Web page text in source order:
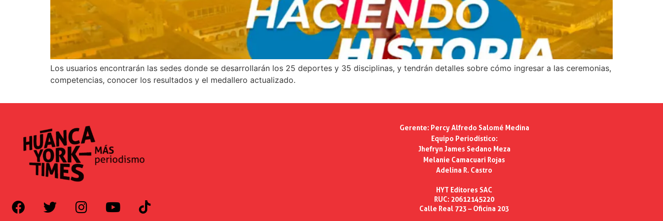
Los usuarios encontrarán las sedes donde se desarrollarán los 25 deportes y 35 disciplinas, y tendrán detalles sobre cómo ingresar a las ceremonias,
competencias, conocer los resultados y el medallero actualizado.
Gerente: Percy Alfredo Salomé Medina
Equipo Periodístico:
Jhefryn James Sedano Meza
Melanie Camacuari Rojas
Adelina R. Castro
HYT Editores SAC
RUC: 20612145220
Calle Real 723 – Oficina 203